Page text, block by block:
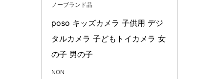
ノーブランド品
poso キッズカメラ 子供用 デジ
タルカメラ 子どもトイカメラ 女
の子 男の子
NON